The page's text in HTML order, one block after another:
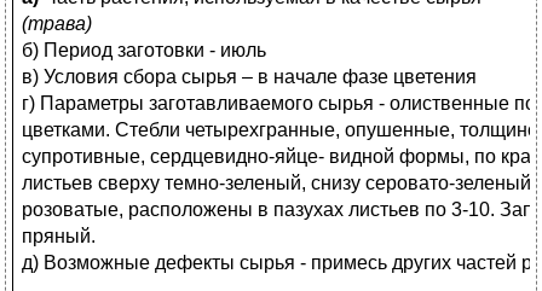
(трава)
б) Период заготовки - июль
в) Условия сбора сырья – в начале фазе цветения
г) Параметры заготавливаемого сырья - олиственные
цветками. Стебли четырехгранные, опушенные,
супротивные, сердцевидно-яйце- видной формы, по
листьев сверху темно-зеленый, снизу серовато-
розоватые, расположены в пазухах листьев по 3-10.
пряный.
д) Возможные дефекты сырья - примесь других частей